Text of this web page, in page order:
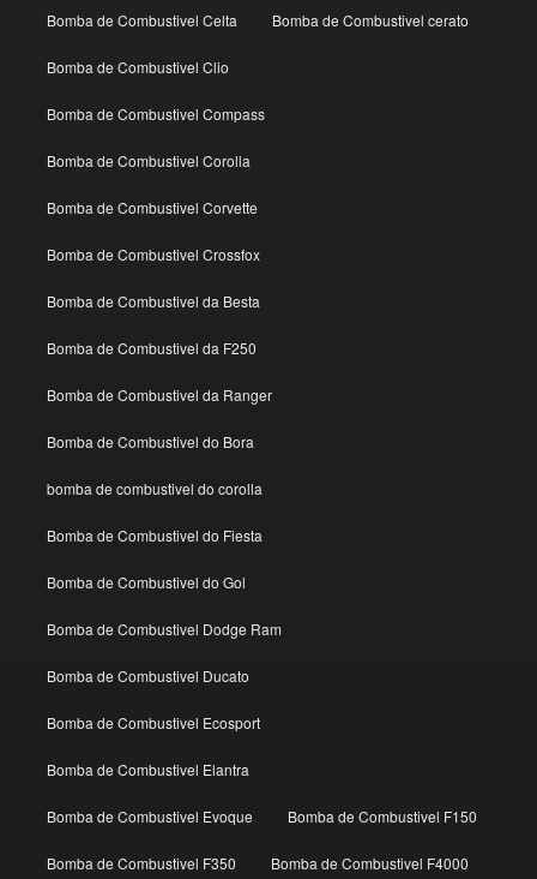
Bomba de Combustivel Celta Bomba de Combustivel cerato
Bomba de Combustivel Clio
Bomba de Combustivel Compass
Bomba de Combustivel Corolla
Bomba de Combustivel Corvette
Bomba de Combustivel Crossfox
Bomba de Combustivel da Besta
Bomba de Combustivel da F250
Bomba de Combustivel da Ranger
Bomba de Combustivel do Bora
bomba de combustivel do corolla
Bomba de Combustivel do Fiesta
Bomba de Combustivel do Gol
Bomba de Combustivel Dodge Ram
Bomba de Combustivel Ducato
Bomba de Combustivel Ecosport
Bomba de Combustivel Elantra
Bomba de Combustivel Evoque Bomba de Combustivel F150
Bomba de Combustivel F350 Bomba de Combustivel F4000